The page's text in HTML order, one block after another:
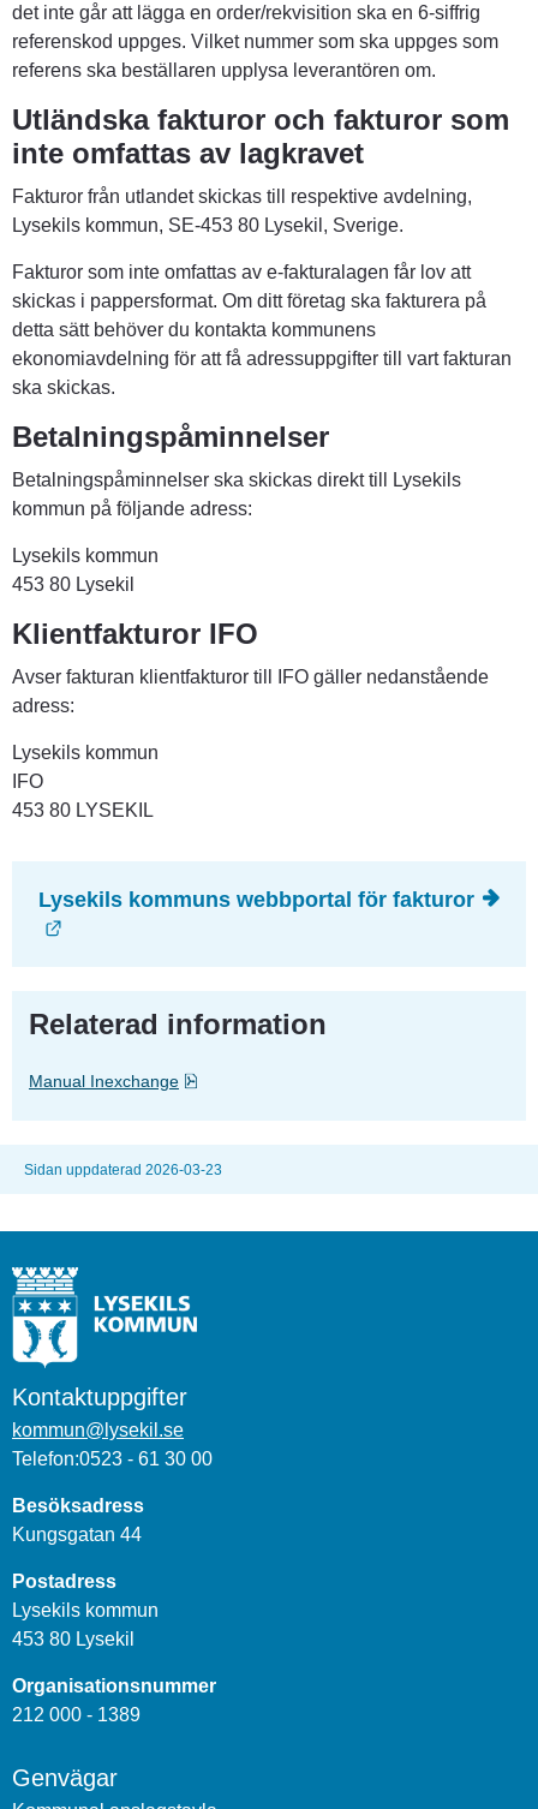
det inte går att lägga en order/rekvisition ska en 6-siffrig
referenskod uppges. Vilket nummer som ska uppges som
referens ska beställaren upplysa leverantören om.
Utländska fakturor och fakturor som
inte omfattas av lagkravet
Fakturor från utlandet skickas till respektive avdelning,
Lysekils kommun, SE-453 80 Lysekil, Sverige.
Fakturor som inte omfattas av e-fakturalagen får lov att
skickas i pappersformat. Om ditt företag ska fakturera på
detta sätt behöver du kontakta kommunens
ekonomiavdelning för att få adressuppgifter till vart fakturan
ska skickas.
Betalningspåminnelser
Betalningspåminnelser ska skickas direkt till Lysekils
kommun på följande adress:
Lysekils kommun
453 80 Lysekil
Klientfakturor IFO
Avser fakturan klientfakturor till IFO gäller nedanstående
adress:
Lysekils kommun
IFO
453 80 LYSEKIL
Lysekils kommuns webbportal för fakturor
Relaterad information
Manual Inexchange Pdf, 217.2 kB.
Sidan uppdaterad 2026-03-23
Kontaktuppgifter
kommun@lysekil.se
Telefon:0523 - 61 30 00
Besöksadress
Kungsgatan 44
Postadress
Lysekils kommun
453 80 Lysekil
Organisationsnummer
212 000 - 1389
Genvägar